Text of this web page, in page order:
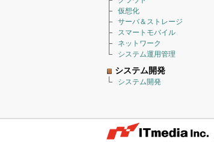
仮想化
サーバ＆ストレージ
スマートモバイル
ネットワーク
システム運用管理
システム開発
システム開発